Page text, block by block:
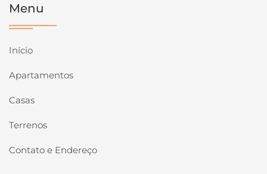
Menu
Início
Apartamentos
Casas
Terrenos
Contato e Endereço